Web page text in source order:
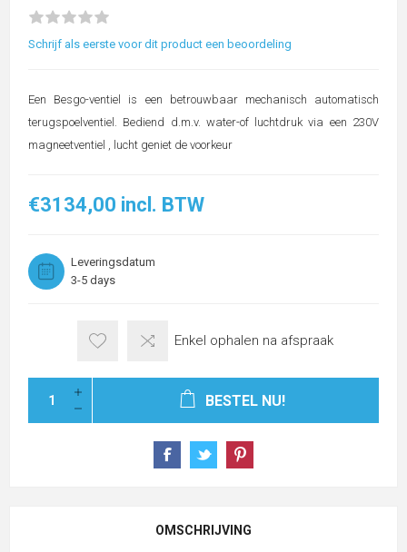
Schrijf als eerste voor dit product een beoordeling
Een Besgo-ventiel is een betrouwbaar mechanisch automatisch
terugspoelventiel. Bediend d.m.v. water-of luchtdruk via een 230V
magneetventiel , lucht geniet de voorkeur
€3134,00 incl. BTW
Leveringsdatum
3-5 days
Enkel ophalen na afspraak
BESTEL NU!
OMSCHRIJVING